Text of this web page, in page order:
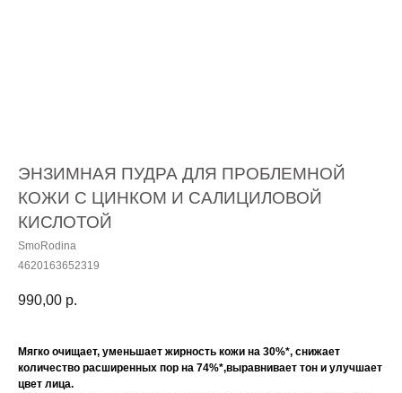
ЭНЗИМНАЯ ПУДРА ДЛЯ ПРОБЛЕМНОЙ
КОЖИ С ЦИНКОМ И САЛИЦИЛОВОЙ
КИСЛОТОЙ
SmoRodina
4620163652319
990,00 р.
Мягко очищает, уменьшает жирность кожи на 30%*, снижает
количество расширенных пор на 74%*,выравнивает тон и улучшает
цвет лица.